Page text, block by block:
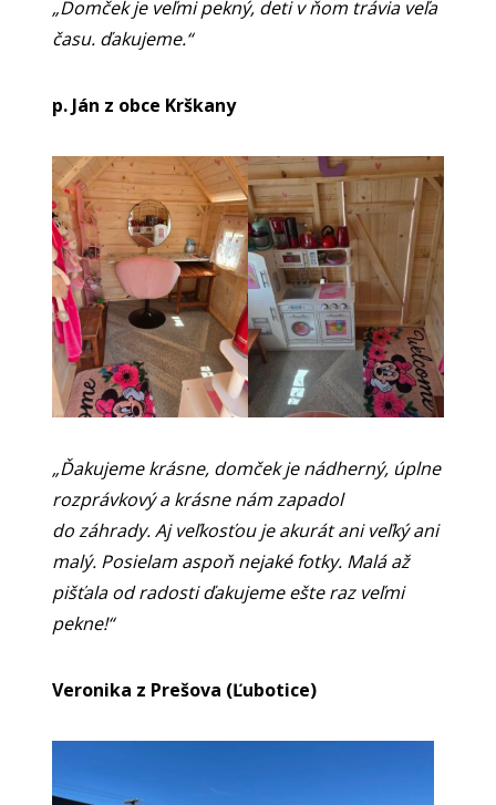
„Domček je veľmi pekný, deti v ňom trávia veľa
času. ďakujeme.“
p. Ján z obce Krškany
„Ďakujeme krásne, domček je nádherný, úplne
rozprávkový a krásne nám zapadol
do záhrady. Aj veľkosťou je akurát ani veľký ani
malý. Posielam aspoň nejaké fotky. Malá až
pišťala od radosti ďakujeme ešte raz veľmi
pekne!“
Veronika z Prešova (Ľubotice)